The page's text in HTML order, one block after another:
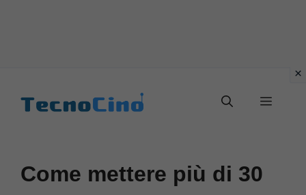
Menu
Come mettere più di 30